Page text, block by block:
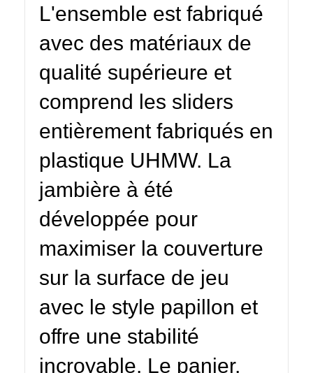
L'ensemble est fabriqué
avec des matériaux de
qualité supérieure et
comprend les sliders
entièrement fabriqués en
plastique UHMW. La
jambière à été
développée pour
maximiser la couverture
sur la surface de jeu
avec le style papillon et
offre une stabilité
incroyable. Le panier,